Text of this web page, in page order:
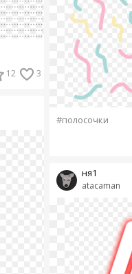
12 3
#полосочки
atacaman
ня1